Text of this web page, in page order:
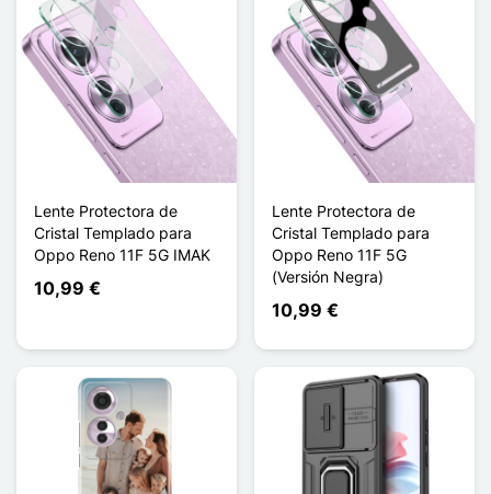
Lente Protectora de
Cristal Templado para
Oppo Reno 11F 5G IMAK
10,99 €
Lente Protectora de
Cristal Templado para
Oppo Reno 11F 5G
(Versión Negra)
10,99 €